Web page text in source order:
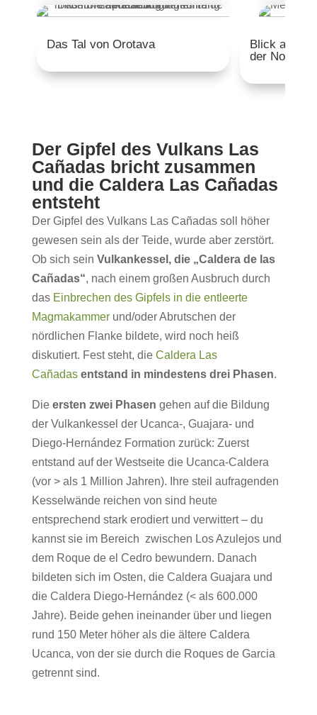
Das Tal von Orotava
Blick auf
der Nord-
Der Gipfel des Vulkans Las
Cañadas bricht zusammen
und die Caldera Las Cañadas
entsteht
Der Gipfel des Vulkans Las Cañadas soll höher
gewesen sein als der Teide, wurde aber zerstört.
Ob sich sein Vulkankessel, die „Caldera de las
Cañadas“, nach einem großen Ausbruch durch
das Einbrechen des Gipfels in die entleerte
Magmakammer und/oder Abrutschen der
nördlichen Flanke bildete, wird noch heiß
diskutiert. Fest steht, die Caldera Las
Cañadas entstand in mindestens drei Phasen.
Die ersten zwei Phasen gehen auf die Bildung
der Vulkankessel der Ucanca-, Guajara- und
Diego-Hernández Formation zurück: Zuerst
entstand auf der Westseite die Ucanca-Caldera
(vor > als 1 Million Jahren). Ihre steil aufragenden
Kesselwände reichen von sind heute
entsprechend stark erodiert und verwittert – du
kannst sie im Bereich zwischen Los Azulejos und
dem Roque de el Cedro bewundern. Danach
bildeten sich im Osten, die Caldera Guajara und
die Caldera Diego-Hernández (< als 600.000
Jahre). Beide gehen ineinander über und liegen
rund 150 Meter höher als die ältere Caldera
Ucanca, von der sie durch die Roques de Garcia
getrennt sind.